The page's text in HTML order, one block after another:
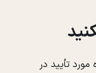
مورد تأیید در